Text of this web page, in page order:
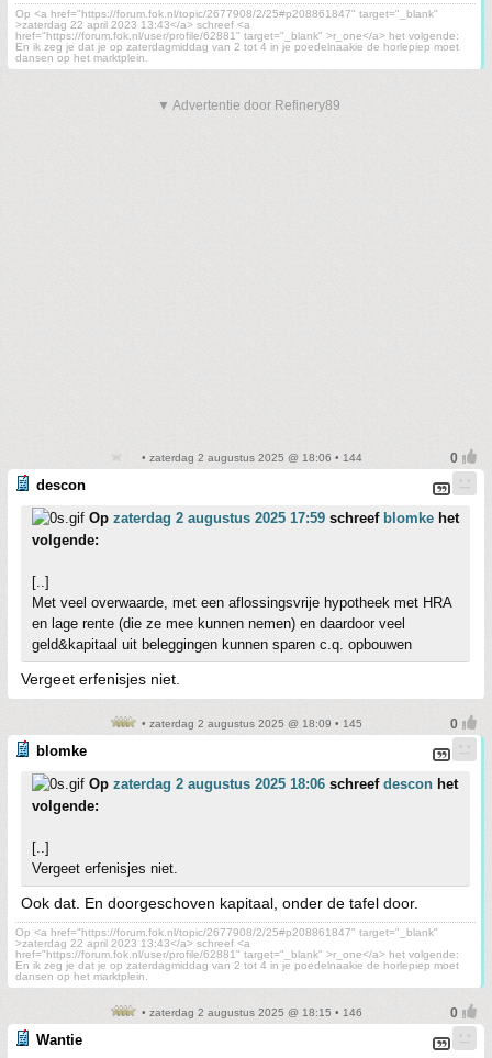
Op <a href="https://forum.fok.nl/topic/2677908/2/25#p208861847" target="_blank"
>zaterdag 22 april 2023 13:43</a> schreef <a
href="https://forum.fok.nl/user/profile/62881" target="_blank" >r_one</a> het volgende:
En ik zeg je dat je op zaterdagmiddag van 2 tot 4 in je poedelnaakie de horlepiep moet
dansen op het marktplein.
▼ Advertentie door Refinery89
• zaterdag 2 augustus 2025 @ 18:06 • 144
descon
Op zaterdag 2 augustus 2025 17:59 schreef blomke het
volgende:
[..]
Met veel overwaarde, met een aflossingsvrije hypotheek met HRA
en lage rente (die ze mee kunnen nemen) en daardoor veel
geld&kapitaal uit beleggingen kunnen sparen c.q. opbouwen
Vergeet erfenisjes niet.
• zaterdag 2 augustus 2025 @ 18:09 • 145
blomke
Op zaterdag 2 augustus 2025 18:06 schreef descon het
volgende:
[..]
Vergeet erfenisjes niet.
Ook dat. En doorgeschoven kapitaal, onder de tafel door.
Op <a href="https://forum.fok.nl/topic/2677908/2/25#p208861847" target="_blank"
>zaterdag 22 april 2023 13:43</a> schreef <a
href="https://forum.fok.nl/user/profile/62881" target="_blank" >r_one</a> het volgende:
En ik zeg je dat je op zaterdagmiddag van 2 tot 4 in je poedelnaakie de horlepiep moet
dansen op het marktplein.
• zaterdag 2 augustus 2025 @ 18:15 • 146
Wantie